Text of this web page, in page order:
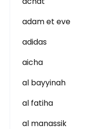
adam et eve
adidas
aicha
al bayyinah
al fatiha
al manassik